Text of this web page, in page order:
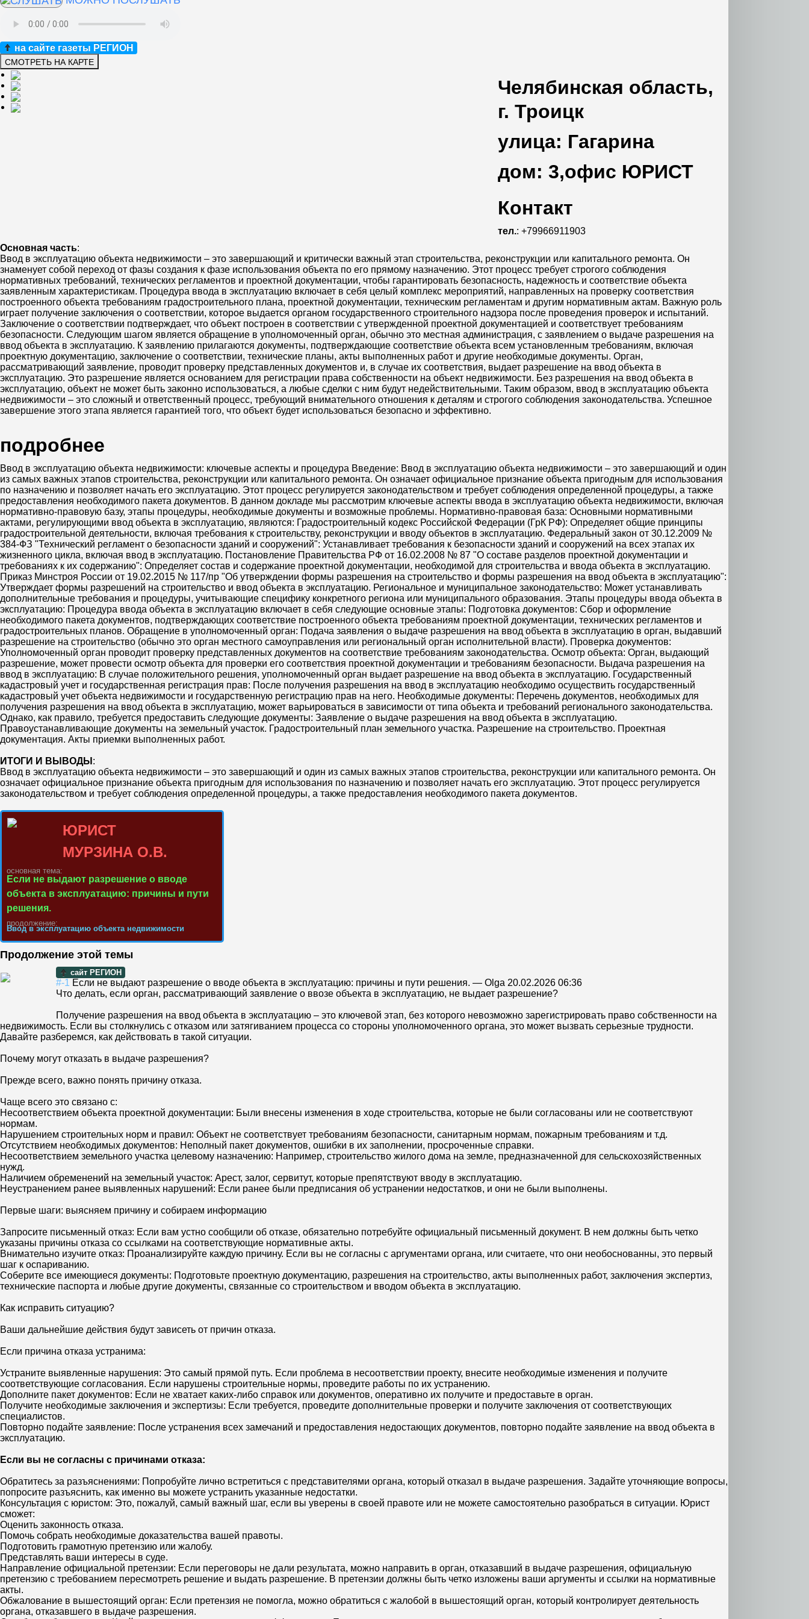
на сайте газеты РЕГИОН
Челябинская область,
г. Троицк
улица: Гагарина
дом: 3,офис ЮРИСТ
Контакт
тел.: +79966911903
Основная часть:
Ввод в эксплуатацию объекта недвижимости – это завершающий и критически важный этап строительства, реконструкции или капитального ремонта. Он
знаменует собой переход от фазы создания к фазе использования объекта по его прямому назначению. Этот процесс требует строгого соблюдения
нормативных требований, технических регламентов и проектной документации, чтобы гарантировать безопасность, надежность и соответствие объекта
заявленным характеристикам. Процедура ввода в эксплуатацию включает в себя целый комплекс мероприятий, направленных на проверку соответствия
построенного объекта требованиям градостроительного плана, проектной документации, техническим регламентам и другим нормативным актам. Важную роль
играет получение заключения о соответствии, которое выдается органом государственного строительного надзора после проведения проверок и испытаний.
Заключение о соответствии подтверждает, что объект построен в соответствии с утвержденной проектной документацией и соответствует требованиям
безопасности. Следующим шагом является обращение в уполномоченный орган, обычно это местная администрация, с заявлением о выдаче разрешения на
ввод объекта в эксплуатацию. К заявлению прилагаются документы, подтверждающие соответствие объекта всем установленным требованиям, включая
проектную документацию, заключение о соответствии, технические планы, акты выполненных работ и другие необходимые документы. Орган,
рассматривающий заявление, проводит проверку представленных документов и, в случае их соответствия, выдает разрешение на ввод объекта в
эксплуатацию. Это разрешение является основанием для регистрации права собственности на объект недвижимости. Без разрешения на ввод объекта в
эксплуатацию, объект не может быть законно использоваться, а любые сделки с ним будут недействительными. Таким образом, ввод в эксплуатацию объекта
недвижимости – это сложный и ответственный процесс, требующий внимательного отношения к деталям и строгого соблюдения законодательства. Успешное
завершение этого этапа является гарантией того, что объект будет использоваться безопасно и эффективно.
подробнее
Ввод в эксплуатацию объекта недвижимости: ключевые аспекты и процедура Введение: Ввод в эксплуатацию объекта недвижимости – это завершающий и один
из самых важных этапов строительства, реконструкции или капитального ремонта. Он означает официальное признание объекта пригодным для использования
по назначению и позволяет начать его эксплуатацию. Этот процесс регулируется законодательством и требует соблюдения определенной процедуры, а также
предоставления необходимого пакета документов. В данном докладе мы рассмотрим ключевые аспекты ввода в эксплуатацию объекта недвижимости, включая
нормативно-правовую базу, этапы процедуры, необходимые документы и возможные проблемы. Нормативно-правовая база: Основными нормативными
актами, регулирующими ввод объекта в эксплуатацию, являются: Градостроительный кодекс Российской Федерации (ГрК РФ): Определяет общие принципы
градостроительной деятельности, включая требования к строительству, реконструкции и вводу объектов в эксплуатацию. Федеральный закон от 30.12.2009 №
384-ФЗ "Технический регламент о безопасности зданий и сооружений": Устанавливает требования к безопасности зданий и сооружений на всех этапах их
жизненного цикла, включая ввод в эксплуатацию. Постановление Правительства РФ от 16.02.2008 № 87 "О составе разделов проектной документации и
требованиях к их содержанию": Определяет состав и содержание проектной документации, необходимой для строительства и ввода объекта в эксплуатацию.
Приказ Минстроя России от 19.02.2015 № 117/пр "Об утверждении формы разрешения на строительство и формы разрешения на ввод объекта в эксплуатацию":
Утверждает формы разрешений на строительство и ввод объекта в эксплуатацию. Региональное и муниципальное законодательство: Может устанавливать
дополнительные требования и процедуры, учитывающие специфику конкретного региона или муниципального образования. Этапы процедуры ввода объекта в
эксплуатацию: Процедура ввода объекта в эксплуатацию включает в себя следующие основные этапы: Подготовка документов: Сбор и оформление
необходимого пакета документов, подтверждающих соответствие построенного объекта требованиям проектной документации, технических регламентов и
градостроительных планов. Обращение в уполномоченный орган: Подача заявления о выдаче разрешения на ввод объекта в эксплуатацию в орган, выдавший
разрешение на строительство (обычно это орган местного самоуправления или региональный орган исполнительной власти). Проверка документов:
Уполномоченный орган проводит проверку представленных документов на соответствие требованиям законодательства. Осмотр объекта: Орган, выдающий
разрешение, может провести осмотр объекта для проверки его соответствия проектной документации и требованиям безопасности. Выдача разрешения на
ввод в эксплуатацию: В случае положительного решения, уполномоченный орган выдает разрешение на ввод объекта в эксплуатацию. Государственный
кадастровый учет и государственная регистрация прав: После получения разрешения на ввод в эксплуатацию необходимо осуществить государственный
кадастровый учет объекта недвижимости и государственную регистрацию прав на него. Необходимые документы: Перечень документов, необходимых для
получения разрешения на ввод объекта в эксплуатацию, может варьироваться в зависимости от типа объекта и требований регионального законодательства.
Однако, как правило, требуется предоставить следующие документы: Заявление о выдаче разрешения на ввод объекта в эксплуатацию.
Правоустанавливающие документы на земельный участок. Градостроительный план земельного участка. Разрешение на строительство. Проектная
документация. Акты приемки выполненных работ.
ИТОГИ И ВЫВОДЫ :
Ввод в эксплуатацию объекта недвижимости – это завершающий и один из самых важных этапов строительства, реконструкции или капитального ремонта. Он
означает официальное признание объекта пригодным для использования по назначению и позволяет начать его эксплуатацию. Этот процесс регулируется
законодательством и требует соблюдения определенной процедуры, а также предоставления необходимого пакета документов.
ЮРИСТ
МУРЗИНА О.В.
основная тема:
Если не выдают разрешение о вводе
объекта в эксплуатацию: причины и пути
решения.
продолжение:
Ввод в эксплуатацию объекта недвижимости
Продолжение этой темы
сайт РЕГИОН
#-1 Если не выдают разрешение о вводе объекта в эксплуатацию: причины и пути решения. — Olga 20.02.2026 06:36
Что делать, если орган, рассматривающий заявление о ввозе объекта в эксплуатацию, не выдает разрешение?
Получение разрешения на ввод объекта в эксплуатацию – это ключевой этап, без которого невозможно зарегистрировать право собственности на
недвижимость. Если вы столкнулись с отказом или затягиванием процесса со стороны уполномоченного органа, это может вызвать серьезные трудности.
Давайте разберемся, как действовать в такой ситуации.
Почему могут отказать в выдаче разрешения?
Прежде всего, важно понять причину отказа.
Чаще всего это связано с:
Несоответствием объекта проектной документации: Были внесены изменения в ходе строительства, которые не были согласованы или не соответствуют
нормам.
Нарушением строительных норм и правил: Объект не соответствует требованиям безопасности, санитарным нормам, пожарным требованиям и т.д.
Отсутствием необходимых документов: Неполный пакет документов, ошибки в их заполнении, просроченные справки.
Несоответствием земельного участка целевому назначению: Например, строительство жилого дома на земле, предназначенной для сельскохозяйственных
нужд.
Наличием обременений на земельный участок: Арест, залог, сервитут, которые препятствуют вводу в эксплуатацию.
Неустранением ранее выявленных нарушений: Если ранее были предписания об устранении недостатков, и они не были выполнены.
Первые шаги: выясняем причину и собираем информацию
Запросите письменный отказ: Если вам устно сообщили об отказе, обязательно потребуйте официальный письменный документ. В нем должны быть четко
указаны причины отказа со ссылками на соответствующие нормативные акты.
Внимательно изучите отказ: Проанализируйте каждую причину. Если вы не согласны с аргументами органа, или считаете, что они необоснованны, это первый
шаг к оспариванию.
Соберите все имеющиеся документы: Подготовьте проектную документацию, разрешения на строительство, акты выполненных работ, заключения экспертиз,
технические паспорта и любые другие документы, связанные со строительством и вводом объекта в эксплуатацию.
Как исправить ситуацию?
Ваши дальнейшие действия будут зависеть от причин отказа.
Если причина отказа устранима:
Устраните выявленные нарушения: Это самый прямой путь. Если проблема в несоответствии проекту, внесите необходимые изменения и получите
соответствующие согласования. Если нарушены строительные нормы, проведите работы по их устранению.
Дополните пакет документов: Если не хватает каких-либо справок или документов, оперативно их получите и предоставьте в орган.
Получите необходимые заключения и экспертизы: Если требуется, проведите дополнительные проверки и получите заключения от соответствующих
специалистов.
Повторно подайте заявление: После устранения всех замечаний и предоставления недостающих документов, повторно подайте заявление на ввод объекта в
эксплуатацию.
Если вы не согласны с причинами отказа:
Обратитесь за разъяснениями: Попробуйте лично встретиться с представителями органа, который отказал в выдаче разрешения. Задайте уточняющие вопросы,
попросите разъяснить, как именно вы можете устранить указанные недостатки.
Консультация с юристом: Это, пожалуй, самый важный шаг, если вы уверены в своей правоте или не можете самостоятельно разобраться в ситуации. Юрист
сможет:
Оценить законность отказа.
Помочь собрать необходимые доказательства вашей правоты.
Подготовить грамотную претензию или жалобу.
Представлять ваши интересы в суде.
Направление официальной претензии: Если переговоры не дали результата, можно направить в орган, отказавший в выдаче разрешения, официальную
претензию с требованием пересмотреть решение и выдать разрешение. В претензии должны быть четко изложены ваши аргументы и ссылки на нормативные
акты.
Обжалование в вышестоящий орган: Если претензия не помогла, можно обратиться с жалобой в вышестоящий орган, который контролирует деятельность
органа, отказавшего в выдаче разрешения.